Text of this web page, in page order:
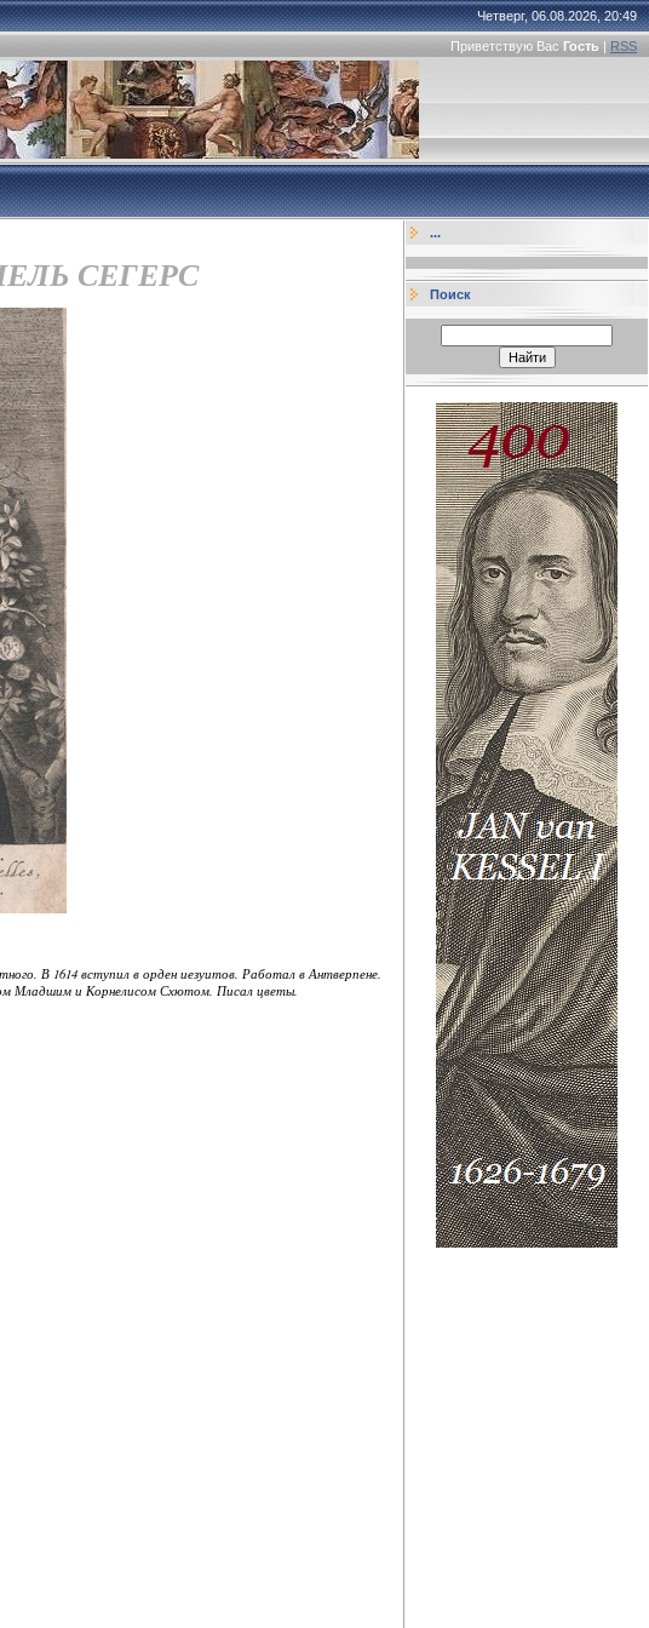
Четверг, 06.08.2026, 20:49
Приветствую Вас Гость | RSS
СЕГЕРС
В 1614 вступил в орден иезуитов. Работал в Антверпене.
Младшим и Корнелисом Схютом. Писал цветы.
...
Поиск